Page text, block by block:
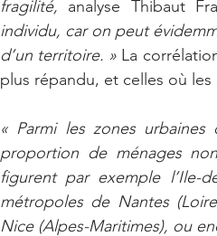
fragilité, analyse Thibaut
individu, car on peut
d’un territoire. » La
plus répandu, et celles où
« Parmi les zones
proportion de ménages
figurent par exemple l’Ile-
métropoles de Nantes
Nice (Alpes-Maritimes), ou